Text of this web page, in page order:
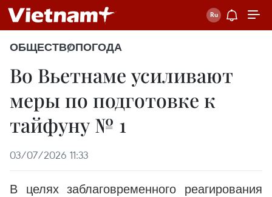
ОБЩЕСТВОПОГОДА
Во Вьетнаме усиливают
меры по подготовке к
тайфуну № 1
03/07/2026 11:33
В целях заблаговременного реагирования